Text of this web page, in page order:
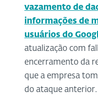
vazamento de
informações de
usuários do
atualização com
encerramento da
que a empresa
do ataque anterior.